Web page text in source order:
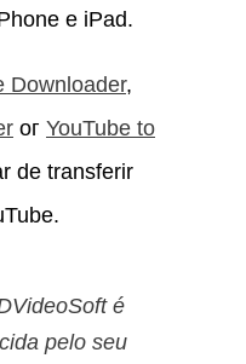
e iPad.
Downloader,
oг YouTube to
de transferir
é
pelo seu